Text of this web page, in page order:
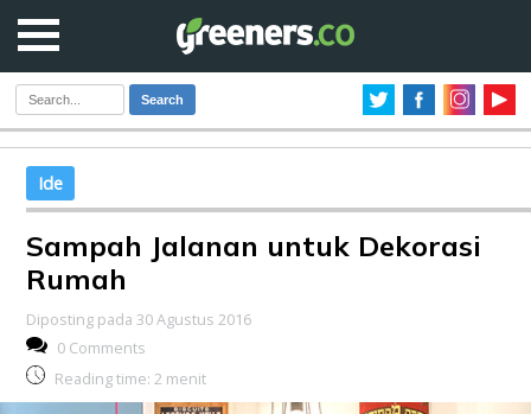
Search
Ide
Sampah Jalanan untuk Dekorasi
Rumah
Diposting pada 30 Agustus 2016
0 Comments
Reading time: 2 menit